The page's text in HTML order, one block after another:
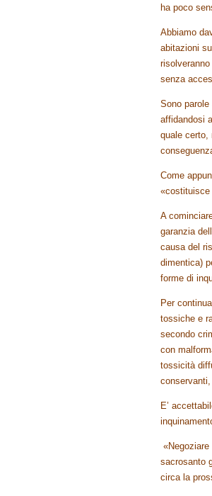
ha poco
Abbiamo
abitazioni
senza
Sono
affidandosi
quale certo,
Come
«costituisce
A
garanzia
causa del
dimentica)
forme di
Per
tossiche e
secondo
con
tossicità
E’
sacrosanto
circa la